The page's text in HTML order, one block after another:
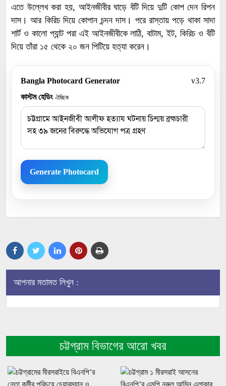
এতে উল্লেখ করা হয়, আইনজীবীর ঘাড়ে বঁটি দিয়ে দুটি কোপ দেন রিপন
দাস। আর কিরিচ দিয়ে কোপান চন্দন দাস। পরে রাস্তায় পড়ে থাকা সাদা
শার্ট ও কালো প্যান্ট পরা এই আইনজীবীকে লাঠি, বাটাম, ইট, কিরিচ ও বঁটি
দিয়ে তাঁরা ১৫ থেকে ২০ জন পিটিয়ে হত্যা করেন।
Bangla Photocard Generator
v3.7
কাস্টম হেডিং ঐচ্ছিক
Generate Photocard
আপনার মতামত লিখুন :
চট্টগ্রাম বিভাগের আরো খবর